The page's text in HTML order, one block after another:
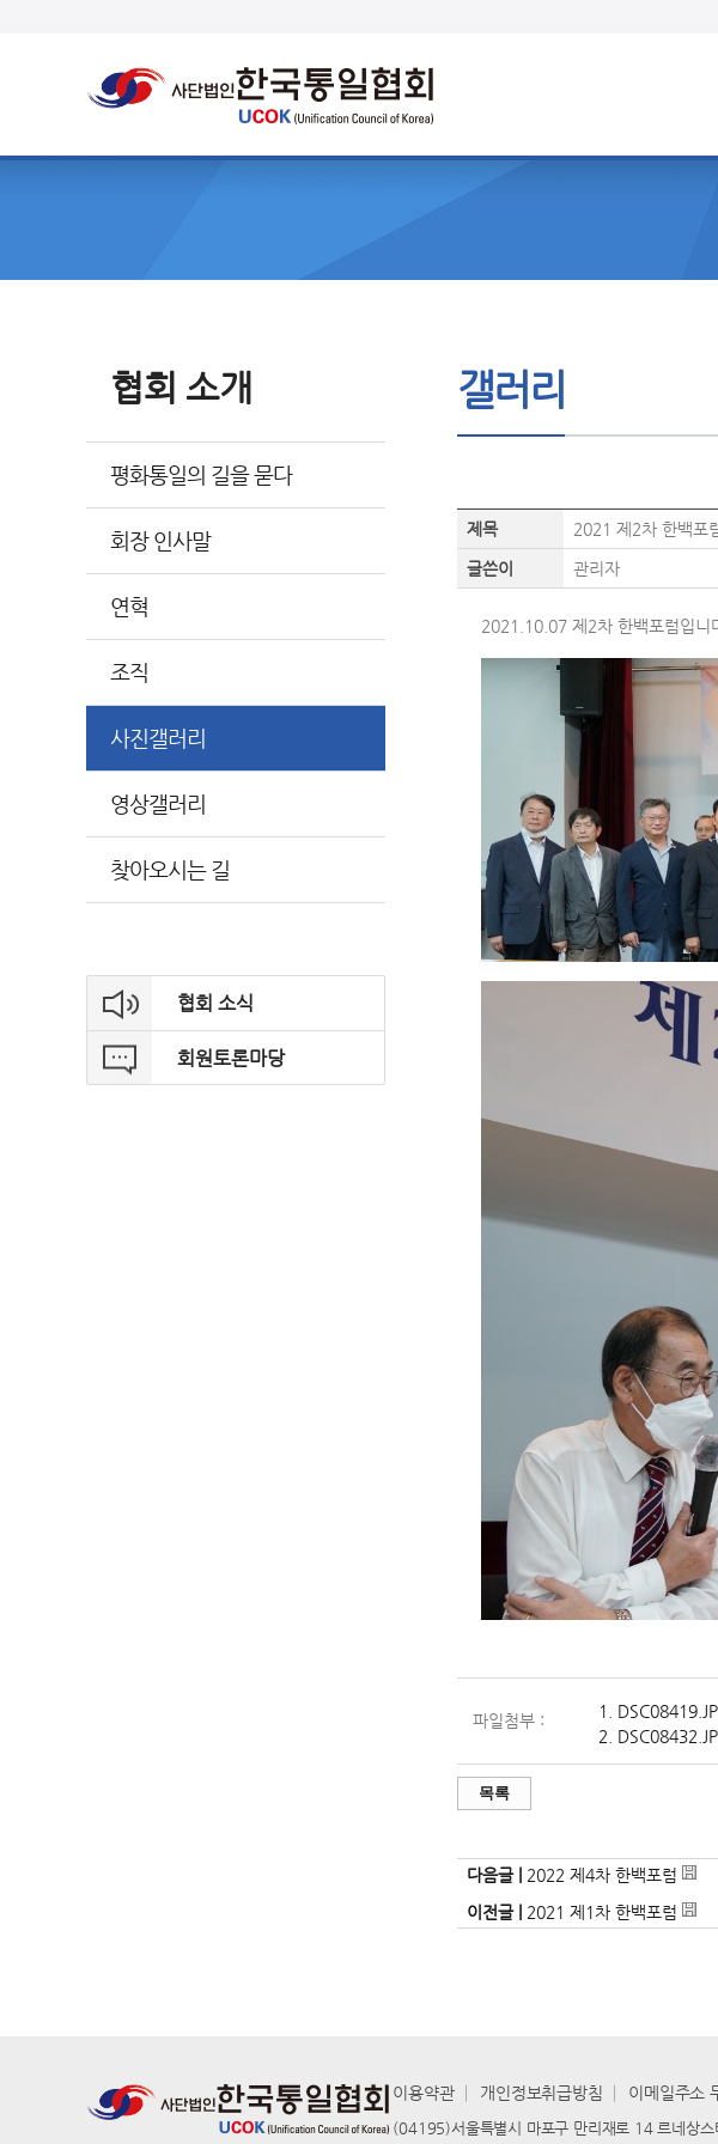
갤러리
제목 2021 제2차 한백포
글쓴이 관리자
2021.10.07 제2차 한백포럼입니
파일첨부 : 1.
2.
목록
다음글 | 2022 제4차 한백포럼
이전글 | 2021 제1차 한백포럼
협회 소개
평화통일의 길을 묻다
회장 인사말
연혁
조직
사진갤러리
영상갤러리
찾아오시는 길
협회 소식
회원토론마당
이용약관│ 개인정보취급방침 이메일주소
(04195)서울특별시 마포구 만리재로 14 르네상